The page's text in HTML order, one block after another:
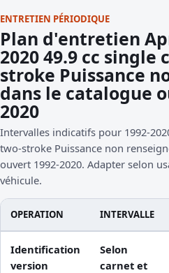
ENTRETIEN PÉRIODIQUE
Plan d'entretien
2020 49.9 cc
stroke Puissance
dans le catalogue
2020
Intervalles indicatifs pour 1992-
two-stroke Puissance non
ouvert 1992-2020. Adapter selon
véhicule.
OPERATION INTERVALLE
Identification
version
Selon
carnet et